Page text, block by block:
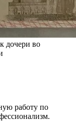
дочери во
работу по